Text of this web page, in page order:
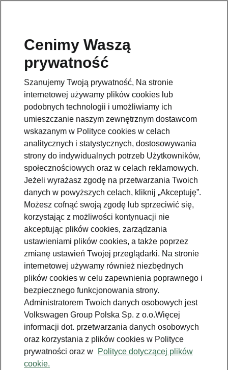
Cenimy Waszą
prywatność
Szanujemy Twoją prywatność, Na stronie
internetowej używamy plików cookies lub
podobnych technologii i umożliwiamy ich
umieszczanie naszym zewnętrznym dostawcom
wskazanym w Polityce cookies w celach
analitycznych i statystycznych, dostosowywania
strony do indywidualnych potrzeb Użytkowników,
społecznościowych oraz w celach reklamowych.
Jeżeli wyrażasz zgodę na przetwarzania Twoich
danych w powyższych celach, kliknij „Akceptuję”.
Możesz cofnąć swoją zgodę lub sprzeciwić się,
korzystając z możliwości kontynuacji nie
akceptując plików cookies, zarządzania
ustawieniami plików cookies, a także poprzez
zmianę ustawień Twojej przeglądarki. Na stronie
internetowej używamy również niezbędnych
plików cookies w celu zapewnienia poprawnego i
bezpiecznego funkcjonowania strony.
Administratorem Twoich danych osobowych jest
Volkswagen Group Polska Sp. z o.o.Więcej
informacji dot. przetwarzania danych osobowych
oraz korzystania z plików cookies w Polityce
prywatności oraz w
Polityce dotyczącej plików
cookie.